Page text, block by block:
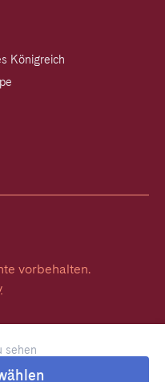
sehen
Königreich
vorbehalten.